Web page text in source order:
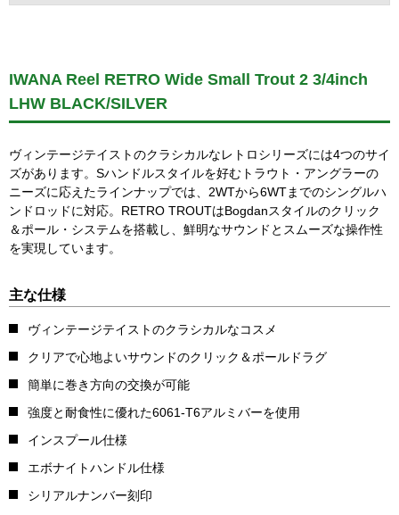
IWANA Reel RETRO Wide Small Trout 2 3/4inch
LHW BLACK/SILVER
ヴィンテージテイストのクラシカルなレトロシリーズには4つのサイ
ズがあります。Sハンドルスタイルを好むトラウト・アングラーの
ニーズに応えたラインナップでは、2WTから6WTまでのシングルハ
ンドロッドに対応。RETRO TROUTはBogdanスタイルのクリック
＆ポール・システムを搭載し、鮮明なサウンドとスムーズな操作性
を実現しています。
主な仕様
ヴィンテージテイストのクラシカルなコスメ
クリアで心地よいサウンドのクリック＆ポールドラグ
簡単に巻き方向の交換が可能
強度と耐食性に優れた6061-T6アルミバーを使用
インスプール仕様
エボナイトハンドル仕様
シリアルナンバー刻印